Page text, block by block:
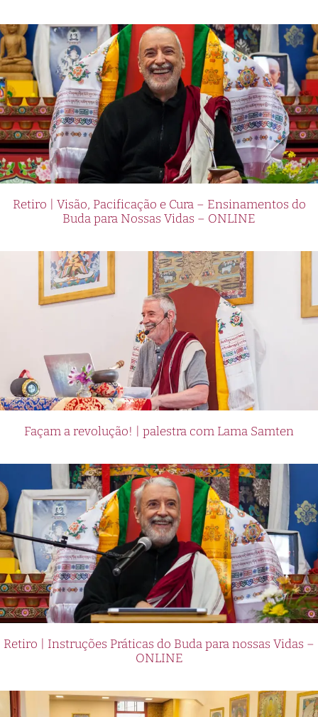
Retiro | Visão, Pacificação e Cura – Ensinamentos do
Buda para Nossas Vidas – ONLINE
Façam a revolução! | palestra com Lama Samten
Retiro | Instruções Práticas do Buda para nossas Vidas –
ONLINE